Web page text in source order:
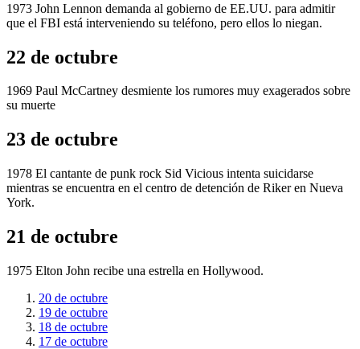
1973 John Lennon demanda al gobierno de EE.UU. para admitir
que el FBI está interveniendo su teléfono, pero ellos lo niegan.
22 de octubre
1969 Paul McCartney desmiente los rumores muy exagerados sobre
su muerte
23 de octubre
1978 El cantante de punk rock Sid Vicious intenta suicidarse
mientras se encuentra en el centro de detención de Riker en Nueva
York.
21 de octubre
1975 Elton John recibe una estrella en Hollywood.
20 de octubre
19 de octubre
18 de octubre
17 de octubre